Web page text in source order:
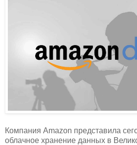
Компания Amazon представила
облачное хранение данных в